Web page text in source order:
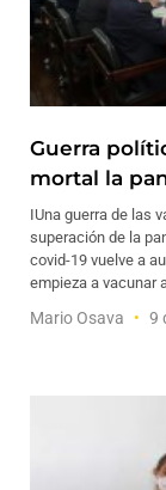
Guerra
mortal la
IUna guerra de las
superación de la
covid-19 vuelve a
empieza a vacunar
Mario Osava 9